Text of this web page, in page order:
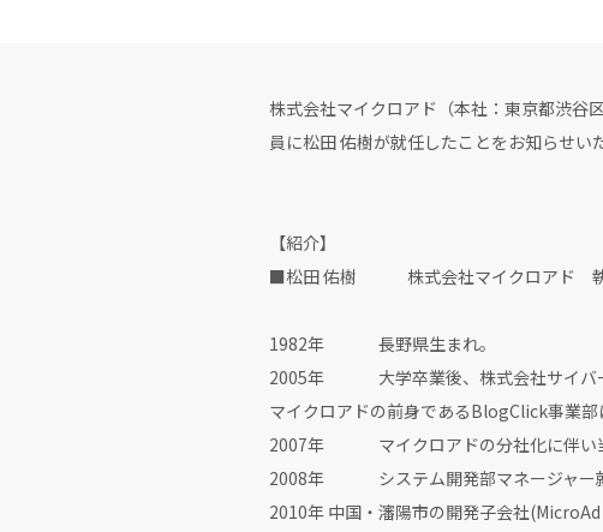
株式会社マイクロアド（本社：東京都渋
員に松田 佑樹が就任したことをお知らせい
【紹介】
■松田 佑樹 株式会社マイクロアド 執
1982年 長野県生まれ。
2005年 大学卒業後、株式会社サイバ
マイクロアドの前身であるBlogClick事業部
2007年 マイクロアドの分社化に伴い
2008年 システム開発部マネージャー
2010年 中国・瀋陽市の開発子会社